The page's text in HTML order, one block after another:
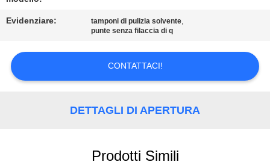
DEL
PRIVACY
Evidenziare: tamponi di pulizia solvente,
punte senza filaccia di q
CONTATTACI!
DETTAGLI DI APERTURA
Prodotti Simili